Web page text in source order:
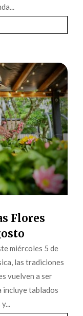
Flores
miércoles 5 de
las tradiciones
vuelven a ser
incluye tablados